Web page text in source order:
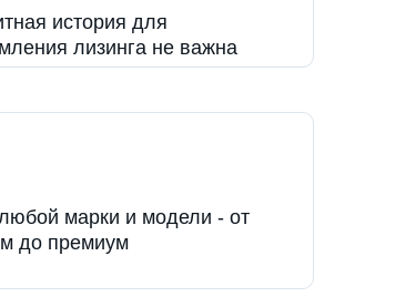
история для
лизинга не важна
марки и модели - от
до премиум